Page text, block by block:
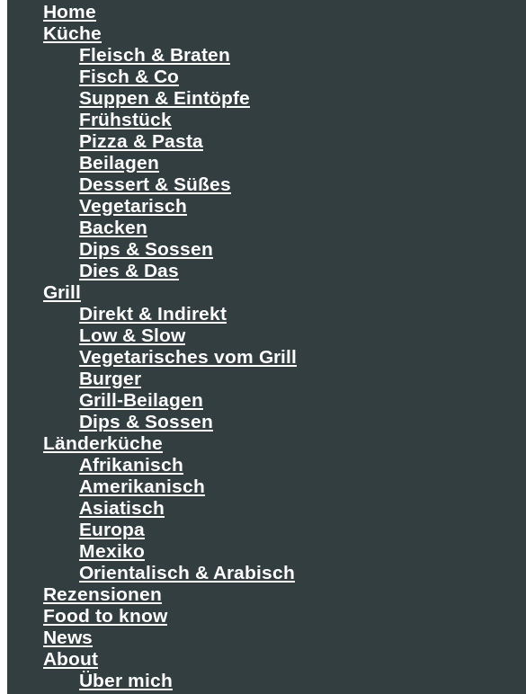
Home
Küche
Fleisch & Braten
Fisch & Co
Suppen & Eintöpfe
Frühstück
Pizza & Pasta
Beilagen
Dessert & Süßes
Vegetarisch
Backen
Dips & Sossen
Dies & Das
Grill
Direkt & Indirekt
Low & Slow
Vegetarisches vom Grill
Burger
Grill-Beilagen
Dips & Sossen
Länderküche
Afrikanisch
Amerikanisch
Asiatisch
Europa
Mexiko
Orientalisch & Arabisch
Rezensionen
Food to know
News
About
Über mich